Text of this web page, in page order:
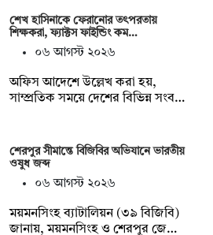
শেখ হাসিনাকে ফেরানোর তৎপরতায়
শিক্ষকরা, ফ্যাক্টস ফাইন্ডিং কম…
০৬ আগস্ট ২০২৬
অফিস আদেশে উল্লেখ করা হয়,
সাম্প্রতিক সময়ে দেশের বিভিন্ন সংব…
শেরপুর সীমান্তে বিজিবির অভিযানে ভারতীয়
ওষুধ জব্দ
০৬ আগস্ট ২০২৬
ময়মনসিংহ ব্যাটালিয়ন (৩৯ বিজিবি)
জানায়, ময়মনসিংহ ও শেরপুর জে…